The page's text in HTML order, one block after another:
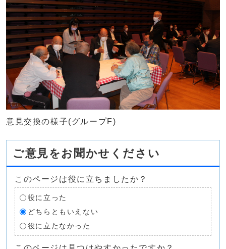
意見交換の様子(グループF)
ご意見をお聞かせください
このページは役に立ちましたか？
役に立った
どちらともいえない
役に立たなかった